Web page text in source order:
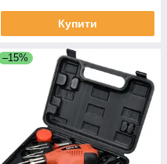
Купити
–15%